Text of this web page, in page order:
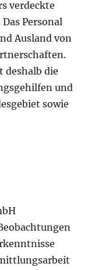
verdeckte
Personal
Ausland von
deshalb die
und
sowie